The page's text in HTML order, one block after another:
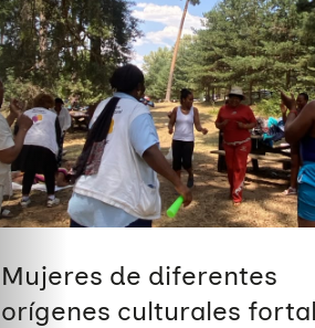
Mujeres de diferentes
orígenes culturales